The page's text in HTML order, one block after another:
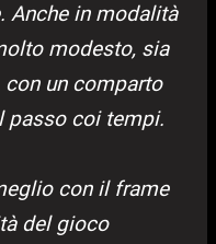
Anche in modalità
modesto, sia
un comparto
passo coi tempi.
con il frame
del gioco